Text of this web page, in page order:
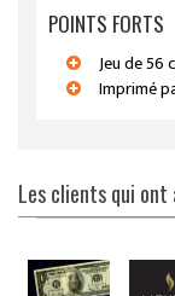
POINTS FORTS
Jeu de 56
Imprimé
Les clients qui